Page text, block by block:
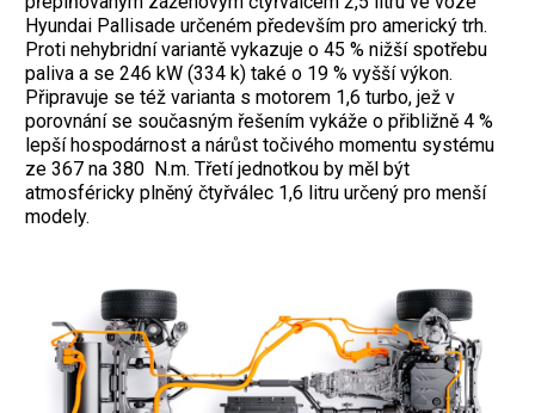
Hyundai Pallisade určeném především pro americký trh.
Proti nehybridní variantě vykazuje o 45 % nižší spotřebu
paliva a se 246 kW (334 k) také o 19 % vyšší výkon.
Připravuje se též varianta s motorem 1,6 turbo, jež v
porovnání se současným řešením vykáže o přibližně 4 %
lepší hospodárnost a nárůst ­točivého momentu systému
ze 367 na 380 N.m. Třetí jednotkou by měl být
atmosféricky plněný čtyřválec 1,6 litru určený pro menší
modely.